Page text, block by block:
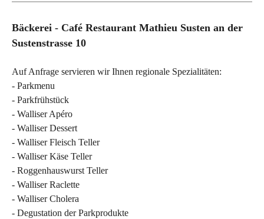
Bäckerei - Café Restaurant Mathieu Susten an der
Sustenstrasse 10
Auf Anfrage servieren wir Ihnen regionale Spezialitäten:
- Parkmenu
- Parkfrühstück
- Walliser Apéro
- Walliser Dessert
- Walliser Fleisch Teller
- Walliser Käse Teller
- Roggenhauswurst Teller
- Walliser Raclette
- Walliser Cholera
- Degustation der Parkprodukte